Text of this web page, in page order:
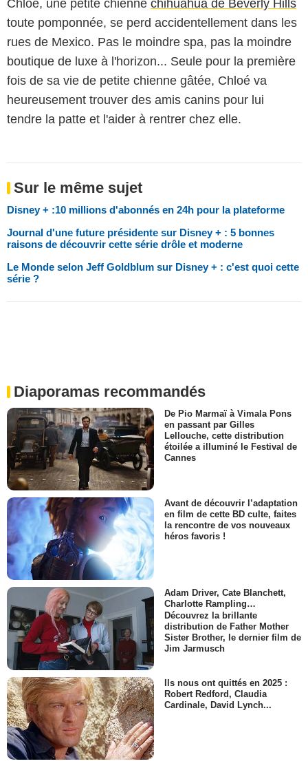
Chloé, une petite chienne chihuahua de Beverly Hills
toute pomponnée, se perd accidentellement dans les
rues de Mexico. Pas le moindre spa, pas la moindre
boutique de luxe à l'horizon... Seule pour la première
fois de sa vie de petite chienne gâtée, Chloé va
heureusement trouver des amis canins pour lui
tendre la patte et l'aider à rentrer chez elle.
Sur le même sujet
Disney + :10 millions d'abonnés en 24h pour la plateforme
Journal d'une future présidente sur Disney + : 5 bonnes
raisons de découvrir cette série drôle et moderne
Le Monde selon Jeff Goldblum sur Disney + : c'est quoi cette
série ?
Diaporamas recommandés
De Pio Marmaï à Vimala Pons
en passant par Gilles
Lellouche, cette distribution
étoilée a illuminé le Festival de
Cannes
Avant de découvrir l’adaptation
en film de cette BD culte, faites
la rencontre de vos nouveaux
héros favoris !
Adam Driver, Cate Blanchett,
Charlotte Rampling…
Découvrez la brillante
distribution de Father Mother
Sister Brother, le dernier film de
Jim Jarmusch
Ils nous ont quittés en 2025 :
Robert Redford, Claudia
Cardinale, David Lynch...